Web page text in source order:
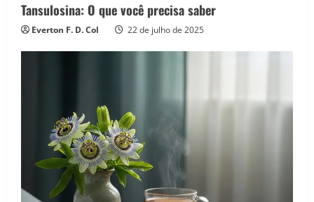
Tansulosina: O que você precisa saber
Everton F. D. Col 22 de julho de 2025